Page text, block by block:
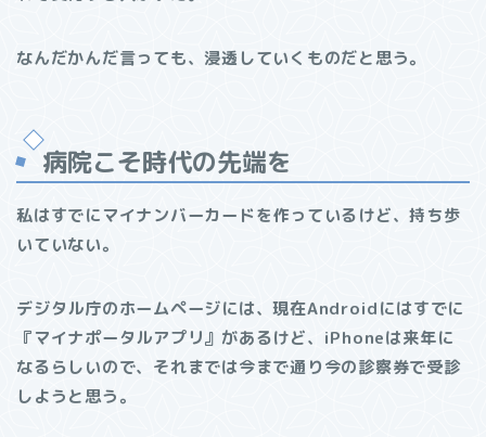
なんだかんだ言っても、浸透していくものだと思う。
病院こそ時代の先端を
私はすでにマイナンバーカードを作っているけど、持ち歩
いていない。
デジタル庁のホームページには、現在Androidにはすでに
『マイナポータルアプリ』があるけど、iPhoneは来年に
なるらしいので、それまでは今まで通り今の診察券で受診
しようと思う。